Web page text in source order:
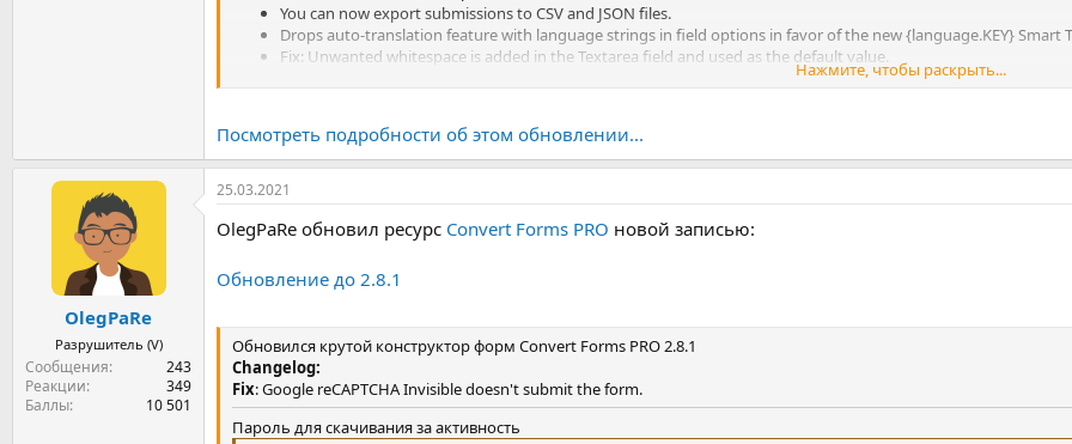
Наш дизайнер форм может помочь вам создать идеальные конвертирующие контактные формы, формы
собирать данные и регистрироваться в своей Joomla! интернет сайт.
You can now export submissions to CSV and JSON files.
Drops auto-translation feature with language strings in field options in favor of the new {language.KEY} Smart
Fix: Unwanted whitespace is added in the Textarea field and used as the default value.
Нажмите, чтобы раскрыть...
Посмотреть подробности об этом обновлении...
OlegPaRe
Разрушитель (V)
Сообщения
243
Реакции
349
Баллы
10 501
25.03.2021
OlegPaRe обновил ресурс Convert Forms PRO новой записью:
Обновление до 2.8.1
Обновился крутой конструктор форм Convert Forms PRO 2.8.1
Changelog:
Fix: Google reCAPTCHA Invisible doesn't submit the form.
Пароль для скачивания за активность